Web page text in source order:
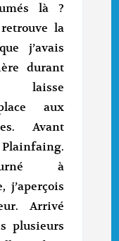
là ?
retrouve la
j’avais
durant
laisse
aux
Avant
à
j’aperçois
Arrivé
plusieurs